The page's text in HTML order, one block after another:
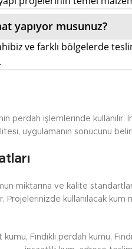
yapıyor musunuz?
ve farklı bölgelerde
perdah işlemlerinde
uygulamanın sonucunu
miktarına ve kalite
Projelerinizde kullanılacak
kumu, Fındıklı perdah kumu,